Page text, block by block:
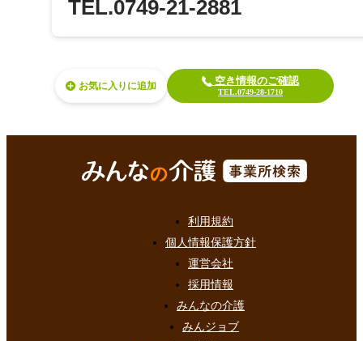
TEL.0749-21-2881
お気に入り 空き情報のご確認
TEL.0749-28-1710
利用規約
個人情報保護方針
運営会社
採用情報
みんなの介護
みんジョブ